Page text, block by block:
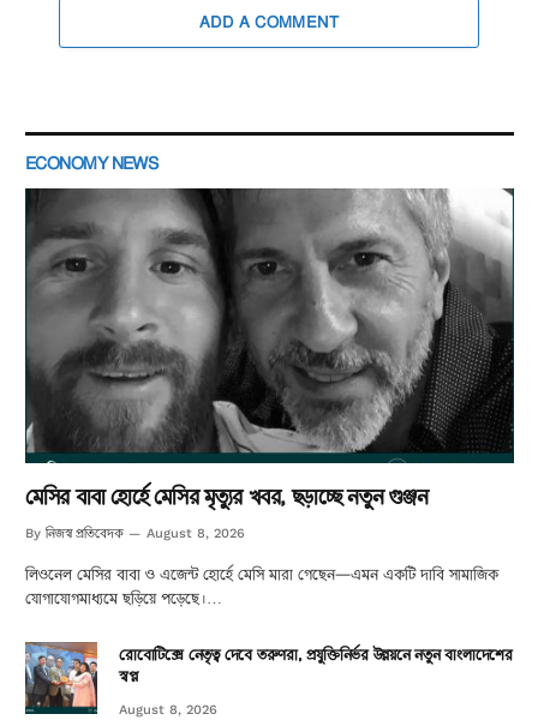
ADD A COMMENT
ECONOMY NEWS
মেসির বাবা হোর্হে মেসির মৃত্যুর খবর, ছড়াচ্ছে নতুন গুঞ্জন
By নিজস্ব প্রতিবেদক August 8, 2026
লিওনেল মেসির বাবা ও এজেন্ট হোর্হে মেসি মারা গেছেন—এমন একটি দাবি সামাজিক
যোগাযোগমাধ্যমে ছড়িয়ে পড়েছে।…
রোবোটিক্সে নেতৃত্ব দেবে তরুণরা, প্রযুক্তিনির্ভর উন্নয়নে নতুন বাংলাদেশের
স্বপ্ন
August 8, 2026